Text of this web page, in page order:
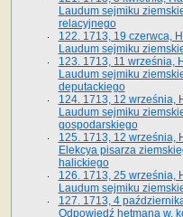
Laudum sejmiku
relacyjnego
122. 1713, 19 czerwca,
Laudum sejmiku
123. 1713, 11 września,
Laudum sejmiku
deputackiego
124. 1713, 12 września,
Laudum sejmiku
gospodarskiego
125. 1713, 12 września,
Elekcya pisarza
halickiego
126. 1713, 25 września,
Laudum sejmiku
127. 1713, 4
Odpowiedź hetmana w.